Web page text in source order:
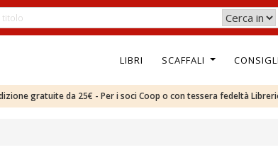
LIBRI SCAFFALI
gratuite da 25€ - Per i soci Coop o con tessera fedeltà